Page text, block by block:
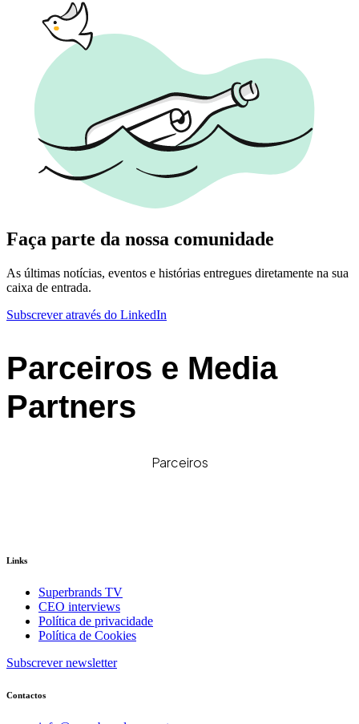
Faça parte da nossa comunidade
As últimas notícias, eventos e histórias entregues diretamente na sua
caixa de entrada.
Subscrever através do LinkedIn
Parceiros e Media
Partners
Parceiros
Links
Superbrands TV
CEO interviews
Política de privacidade
Política de Cookies
Subscrever newsletter
Contactos